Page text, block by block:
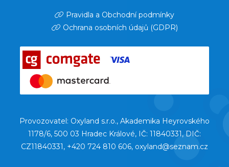
Pravidla a Obchodní podmínky
Ochrana osobních údajů (GDPR)
Provozovatel: Oxyland s.r.o., Akademika Heyrovského
1178/6, 500 03 Hradec Králové, IČ: 11840331, DIČ:
CZ11840331, +420 724 810 606, oxyland@seznam.cz